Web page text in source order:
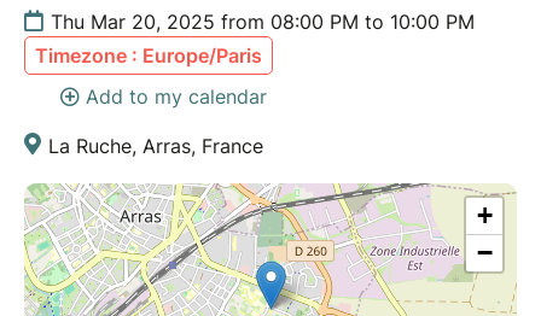
Thu Mar 20, 2025 from 08:00 PM to 10:00 PM
Timezone : Europe/Paris
Add to my calendar
La Ruche, Arras, France
+
−